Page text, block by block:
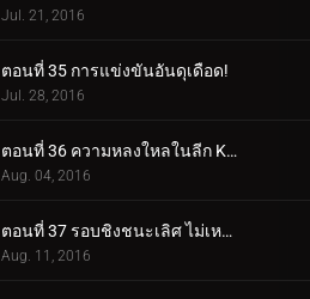
Jul. 21, 2016
ตอนที่ 35 การแข่งขันอันดุเดือด!
Jul. 28, 2016
ตอนที่ 36 ความหลงใหลในลีก Kalos พร้อมเปลวไฟที่แน่นอน!
Aug. 04, 2016
ตอนที่ 37 รอบชิงชนะเลิศ ไม่เหมาะกับคนใจเสาะ!
Aug. 11, 2016